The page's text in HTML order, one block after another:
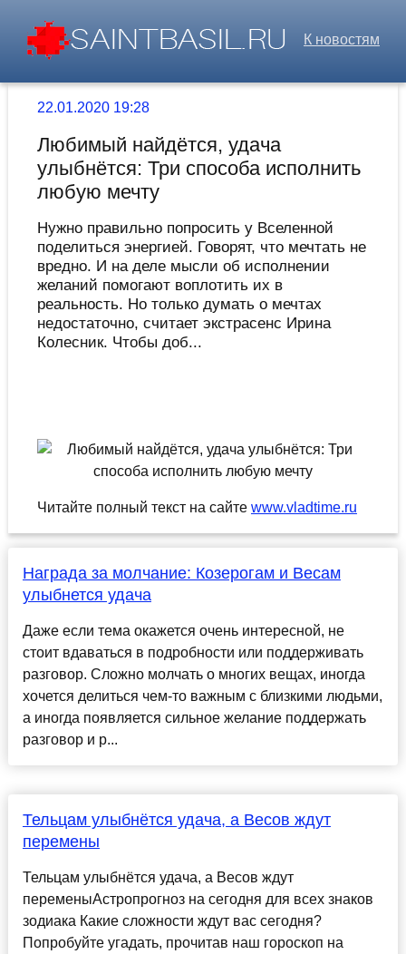
К новостям
22.01.2020 19:28
Любимый найдётся, удача
улыбнётся: Три способа исполнить
любую мечту
Нужно правильно попросить у Вселенной
поделиться энергией. Говорят, что мечтать не
вредно. И на деле мысли об исполнении
желаний помогают воплотить их в
реальность. Но только думать о мечтах
недостаточно, считает экстрасенс Ирина
Колесник. Чтобы доб...
Читайте полный текст на сайте www.vladtime.ru
Награда за молчание: Козерогам и Весам
улыбнется удача
Даже если тема окажется очень интересной, не
стоит вдаваться в подробности или поддерживать
разговор. Сложно молчать о многих вещах, иногда
хочется делиться чем-то важным с близкими людьми,
а иногда появляется сильное желание поддержать
разговор и р...
Тельцам улыбнётся удача, а Весов ждут
перемены
Тельцам улыбнётся удача, а Весов ждут
переменыАстропрогноз на сегодня для всех знаков
зодиака Какие сложности ждут вас сегодня?
Попробуйте угадать, прочитав наш гороскоп на